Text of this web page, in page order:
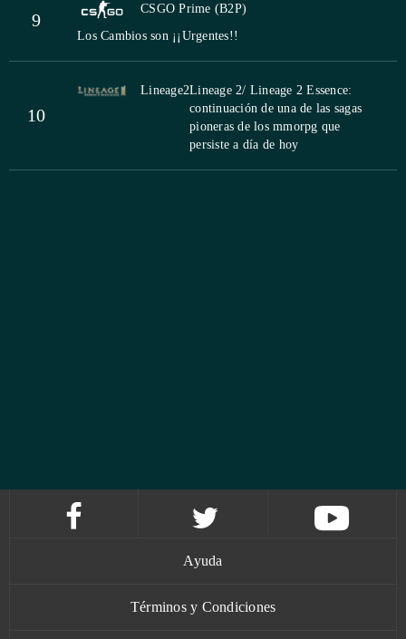
9
CSGO Prime (B2P)
Los Cambios son ¡¡Urgentes!!
10
Lineage2Lineage 2/ Lineage 2 Essence:
continuación de una de las sagas
pioneras de los mmorpg que
persiste a día de hoy
Ayuda
Términos y Condiciones